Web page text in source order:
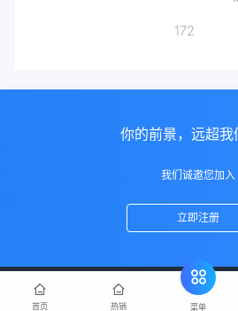
172
你的前景，远超我
我们诚邀您加入
立即注册
首页 热销 菜单